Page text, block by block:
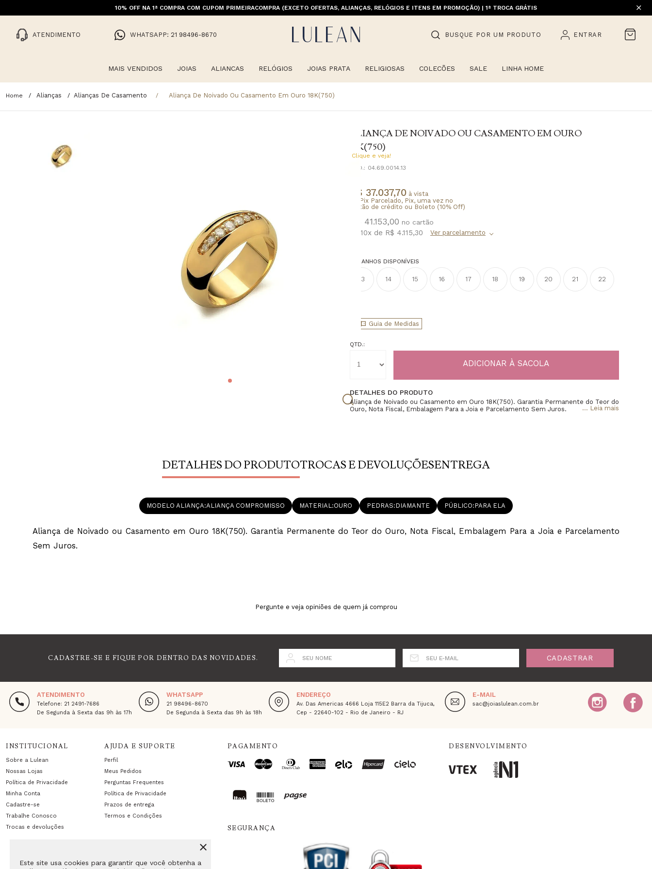
10% OFF NA 1ª COMPRA COM CUPOM PRIMEIRACOMPRA (EXCETO OFERTAS, ALIANÇAS, RELÓGIOS E ITENS EM PROMOÇÃO) | 1ª TROCA GRÁTIS
ATENDIMENTO WHATSAPP: 21 98496-8670 BUSQUE POR UM PRODUTO ENTRAR
MAIS VENDIDOS JOIAS ALIANCAS RELÓGIOS JOIAS PRATA RELIGIOSAS COLECÕES SALE LINHA HOME
Este site usa cookies para garantir que você obtenha a
Alianças Alianças De Casamento Aliança De Noivado Ou Casamento Em Ouro 18K(750)
ALIANÇA DE NOIVADO OU CASAMENTO EM OURO
18K(750)
Clique e veja!
CÓD.: 04.69.0014.13
R$ 37.037,70à vista
no Pix Parcelado, Pix, uma vez no
cartão de crédito ou Boleto (10% Off)
R$ 41.153,00
10x de R$ 4.115,30
TAMANHOS DISPONÍVEIS
13 14 15 16 17 18 19 20 21 22
Guia de Medidas
QTD.:
DETALHES DO PRODUTO
Aliança de Noivado ou Casamento em Ouro 18K(750). Garantia Permanente do Teor do
Ouro, Nota Fiscal, Embalagem Para a Joia e Parcelamento Sem Juros.
... Leia mais
DETALHES DO PRODUTOTROCAS E DEVOLUÇÕESENTREGA
Aliança de Noivado ou Casamento em Ouro 18K(750). Garantia Permanente do Teor do Ouro, Nota Fiscal, Embalagem Para a Joia e Parcelamento
Sem Juros.
MODELO ALIANÇA ALIANÇA COMPROMISSO MATERIAL OURO PEDRAS DIAMANTE PÚBLICO PARA ELA
Pergunte e veja opiniões de quem já comprou
CADASTRE-SE E FIQUE POR DENTRO DAS NOVIDADES. SEU NOME SEU E-MAIL CADASTRAR
ATENDIMENTO
Telefone: 21 2491-7686
De Segunda à Sexta das 9h às 17h
WHATSAPP
21 98496-8670
De Segunda à Sexta das 9h às 18h
ENDEREÇO
Av. Das Americas 4666 Loja 115E2 Barra da Tijuca,
Cep - 22640-102 - Rio de Janeiro - RJ
E-MAIL
sac@joiaslulean.com.br
INSTITUCIONAL
Sobre a Lulean
Nossas Lojas
Política de Privacidade
Minha Conta
Cadastre-se
Trabalhe Conosco
Trocas e devoluções
AJUDA E SUPORTE
Perfil
Meus Pedidos
Perguntas Frequentes
Política de Privacidade
Prazos de entrega
Termos e Condições
PAGAMENTO
SEGURANÇA
DESENVOLVIMENTO